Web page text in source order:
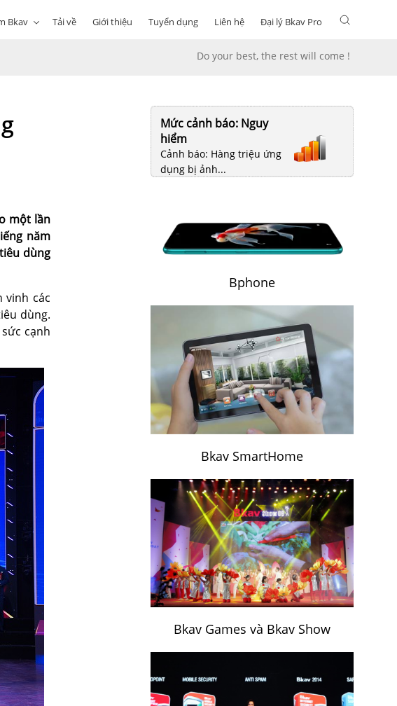
Bkav Tải về Giới thiệu Tuyển dụng Liên hệ Đại lý Bkav Pro
Do your best, the rest will come !
một lần
năm
dùng
vinh các
dùng.
cạnh
Mức cảnh báo: Nguy
hiểm
Cảnh báo: Hàng triệu ứng
dụng bị ảnh...
Bphone
Bkav SmartHome
Bkav Games và Bkav Show